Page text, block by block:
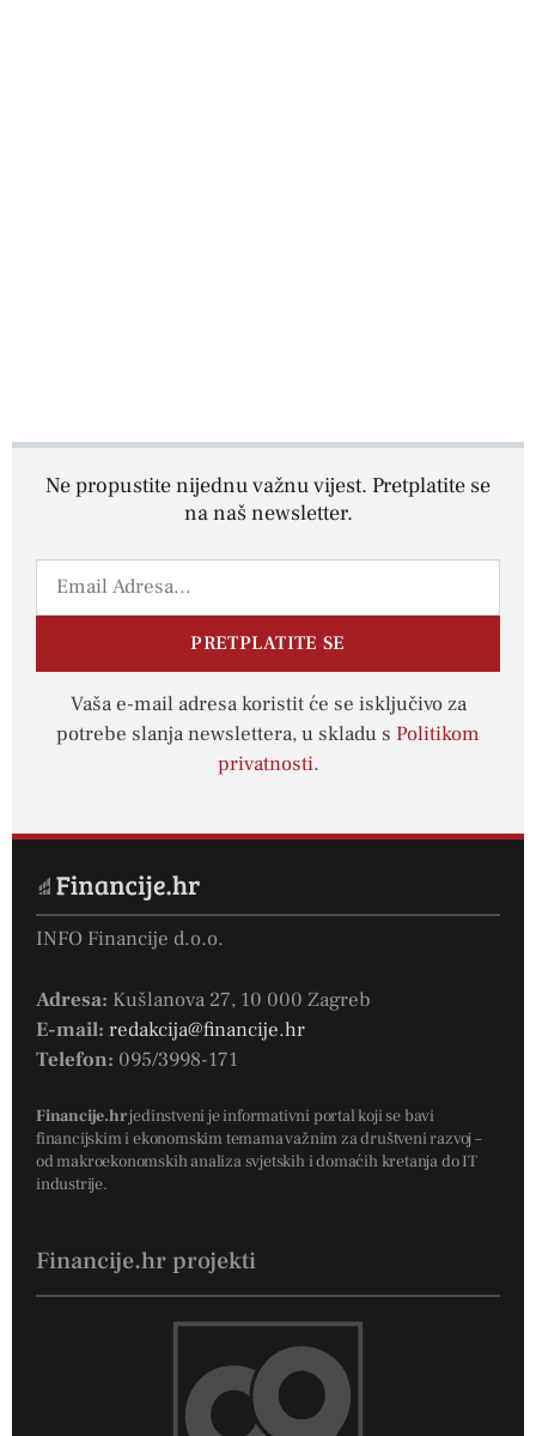
Ne propustite nijednu važnu vijest. Pretplatite se
na naš newsletter.
PRETPLATITE SE
Vaša e-mail adresa koristit će se isključivo za
potrebe slanja newslettera, u skladu s Politikom
privatnosti.
INFO Financije d.o.o.
Adresa: Kušlanova 27, 10 000 Zagreb
E-mail: redakcija@financije.hr
Telefon: 095/3998-171
Financije.hrjedinstveni je informativni portal koji se bavi
financijskim i ekonomskim temama važnim za društveni razvoj –
od makroekonomskih analiza svjetskih i domaćih kretanja do IT
industrije.
Financije.hr projekti